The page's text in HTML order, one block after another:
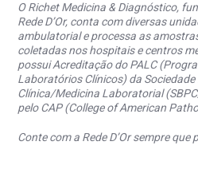
O Richet Medicina & Diagnóstico,
Rede D’Or, conta com diversas
ambulatorial e processa as
coletadas nos hospitais e centros
possui Acreditação do PALC
Laboratórios Clínicos) da
Clínica/Medicina Laboratorial
pelo CAP (College of American
Conte com a Rede D’Or sempre que